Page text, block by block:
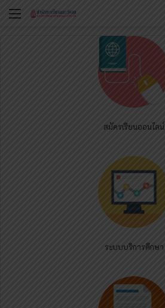
Menu
สมัครเรียนออนไลน์
ระบบบริการศึกษา